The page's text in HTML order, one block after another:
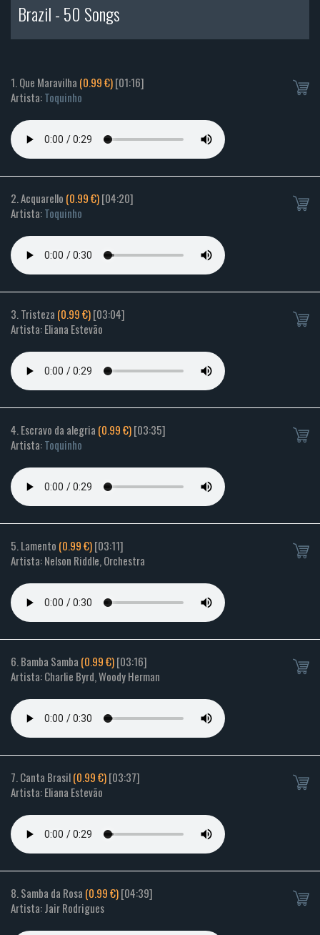
Brazil - 50 Songs
1. Que Maravilha (0.99 €)[01:16]
Artista:Toquinho
2. Acquarello (0.99 €)[04:20]
Artista:Toquinho
3. Tristeza (0.99 €)[03:04]
Artista: Eliana Estevão
4. Escravo da alegria (0.99 €)[03:35]
Artista:Toquinho
5. Lamento (0.99 €)[03:11]
Artista: Nelson Riddle, Orchestra
6. Bamba Samba (0.99 €)[03:16]
Artista: Charlie Byrd, Woody Herman
7. Canta Brasil(0.99 €)[03:37]
Artista: Eliana Estevão
8. Samba da Rosa (0.99 €)[04:39]
Artista: Jair Rodrigues